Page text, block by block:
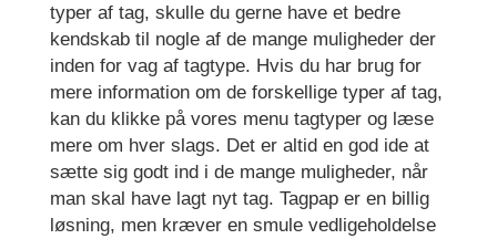
typer af tag, skulle du gerne have et bedre
kendskab til nogle af de mange muligheder der
inden for vag af tagtype. Hvis du har brug for
mere information om de forskellige typer af tag,
kan du klikke på vores menu tagtyper og læse
mere om hver slags. Det er altid en god ide at
sætte sig godt ind i de mange muligheder, når
man skal have lagt nyt tag. Tagpap er en billig
løsning, men kræver en smule vedligeholdelse